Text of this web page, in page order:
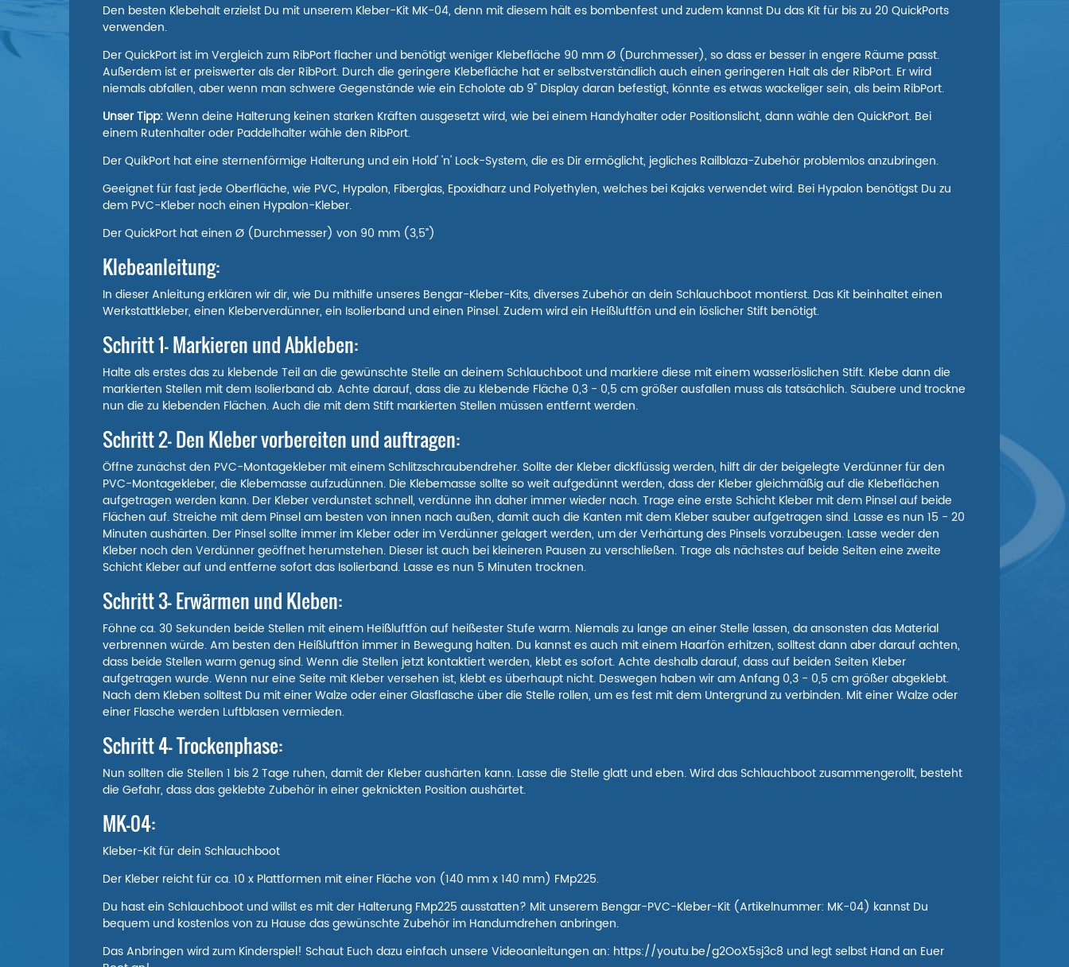
Den besten Klebehalt erzielst Du mit unserem Kleber-Kit MK-04, denn mit diesem hält es bombenfest und zudem kannst Du das Kit für bis zu 20 QuickPorts
verwenden.
Der QuickPort ist im Vergleich zum RibPort flacher und benötigt weniger Klebefläche 90 mm Ø (Durchmesser), so dass er besser in engere Räume passt.
Außerdem ist er preiswerter als der RibPort. Durch die geringere Klebefläche hat er selbstverständlich auch einen geringeren Halt als der RibPort. Er wird
niemals abfallen, aber wenn man schwere Gegenstände wie ein Echolote ab 9" Display daran befestigt, könnte es etwas wackeliger sein, als beim RibPort.
Unser Tipp:Wenn deine Halterung keinen starken Kräften ausgesetzt wird, wie bei einem Handyhalter oder Positionslicht, dann wähle den QuickPort. Bei
einem Rutenhalter oder Paddelhalter wähle den RibPort.
Der QuikPort hat eine sternenförmige Halterung und ein Hold' 'n' Lock-System, die es Dir ermöglicht, jegliches Railblaza-Zubehör problemlos anzubringen.
Geeignet für fast jede Oberfläche, wie PVC, Hypalon, Fiberglas, Epoxidharz und Polyethylen, welches bei Kajaks verwendet wird. Bei Hypalon benötigst Du zu
dem PVC-Kleber noch einen Hypalon-Kleber.
Der QuickPort hat einen Ø (Durchmesser) von 90 mm (3,5”)
Klebeanleitung:
In dieser Anleitung erklären wir dir, wie Du mithilfe unseres Bengar-Kleber-Kits, diverses Zubehör an dein Schlauchboot montierst. Das Kit beinhaltet einen
Werkstattkleber, einen Kleberverdünner, ein Isolierband und einen Pinsel. Zudem wird ein Heißluftfön und ein löslicher Stift benötigt.
Schritt 1- Markieren und Abkleben:
Halte als erstes das zu klebende Teil an die gewünschte Stelle an deinem Schlauchboot und markiere diese mit einem wasserlöslichen Stift. Klebe dann die
markierten Stellen mit dem Isolierband ab. Achte darauf, dass die zu klebende Fläche 0,3 - 0,5 cm größer ausfallen muss als tatsächlich. Säubere und trockne
nun die zu klebenden Flächen. Auch die mit dem Stift markierten Stellen müssen entfernt werden.
Schritt 2- Den Kleber vorbereiten und auftragen:
Öffne zunächst den PVC-Montagekleber mit einem Schlitzschraubendreher. Sollte der Kleber dickflüssig werden, hilft dir der beigelegte Verdünner für den
PVC-Montagekleber, die Klebemasse aufzudünnen. Die Klebemasse sollte so weit aufgedünnt werden, dass der Kleber gleichmäßig auf die Klebeflächen
aufgetragen werden kann. Der Kleber verdunstet schnell, verdünne ihn daher immer wieder nach. Trage eine erste Schicht Kleber mit dem Pinsel auf beide
Flächen auf. Streiche mit dem Pinsel am besten von innen nach außen, damit auch die Kanten mit dem Kleber sauber aufgetragen sind. Lasse es nun 15 - 20
Minuten aushärten. Der Pinsel sollte immer im Kleber oder im Verdünner gelagert werden, um der Verhärtung des Pinsels vorzubeugen. Lasse weder den
Kleber noch den Verdünner geöffnet herumstehen. Dieser ist auch bei kleineren Pausen zu verschließen. Trage als nächstes auf beide Seiten eine zweite
Schicht Kleber auf und entferne sofort das Isolierband. Lasse es nun 5 Minuten trocknen.
Schritt 3- Erwärmen und Kleben:
Föhne ca. 30 Sekunden beide Stellen mit einem Heißluftfön auf heißester Stufe warm. Niemals zu lange an einer Stelle lassen, da ansonsten das Material
verbrennen würde. Am besten den Heißluftfön immer in Bewegung halten. Du kannst es auch mit einem Haarfön erhitzen, solltest dann aber darauf achten,
dass beide Stellen warm genug sind. Wenn die Stellen jetzt kontaktiert werden, klebt es sofort. Achte deshalb darauf, dass auf beiden Seiten Kleber
aufgetragen wurde. Wenn nur eine Seite mit Kleber versehen ist, klebt es überhaupt nicht. Deswegen haben wir am Anfang 0,3 - 0,5 cm größer abgeklebt.
Nach dem Kleben solltest Du mit einer Walze oder einer Glasflasche über die Stelle rollen, um es fest mit dem Untergrund zu verbinden. Mit einer Walze oder
einer Flasche werden Luftblasen vermieden.
Schritt 4- Trockenphase:
Nun sollten die Stellen 1 bis 2 Tage ruhen, damit der Kleber aushärten kann. Lasse die Stelle glatt und eben. Wird das Schlauchboot zusammengerollt, besteht
die Gefahr, dass das geklebte Zubehör in einer geknickten Position aushärtet.
MK-04:
Kleber-Kit für dein Schlauchboot
Der Kleber reicht für ca. 10 x Plattformen mit einer Fläche von (140 mm x 140 mm) FMp225.
Du hast ein Schlauchboot und willst es mit der Halterung FMp225 ausstatten? Mit unserem Bengar-PVC-Kleber-Kit (Artikelnummer: MK-04) kannst Du
bequem und kostenlos von zu Hause das gewünschte Zubehör im Handumdrehen anbringen.
Das Anbringen wird zum Kinderspiel! Schaut Euch dazu einfach unsere Videoanleitungen an: https://youtu.be/g2OoX5sj3c8 und legt selbst Hand an Euer